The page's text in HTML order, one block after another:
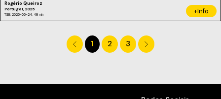
Rogério Queiroz
Portugal, 2025
TSB, 2025-05-24, 48 min +Info
1 2 3